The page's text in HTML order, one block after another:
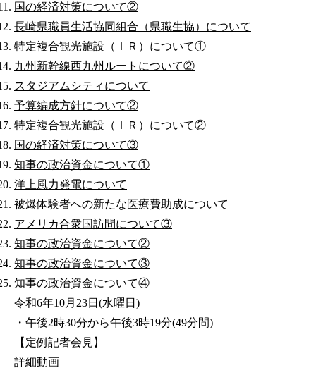
国の経済対策について②
長崎県職員生活協同組合（県職生協）について
特定複合観光施設（ＩＲ）について①
九州新幹線西九州ルートについて②
スタジアムシティについて
予算編成方針について②
特定複合観光施設（ＩＲ）について②
国の経済対策について③
知事の政治資金について①
洋上風力発電について
被爆体験者への新たな医療費助成について
アメリカ合衆国訪問について③
知事の政治資金について②
知事の政治資金について③
知事の政治資金について④
令和6年10月23日(水曜日)
・午後2時30分から午後3時19分(49分間)
【定例記者会見】
詳細動画